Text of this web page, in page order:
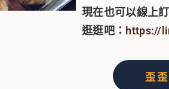
現在也可以線上
逛逛吧： https://
歪